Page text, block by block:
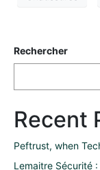
Rechercher
Recent
Peftrust, when
Lemaitre Sécurité